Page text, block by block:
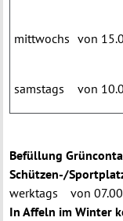
mittwochs von
samstags von
Befüllung
Schützen-/
werktags von
In Affeln im Winter